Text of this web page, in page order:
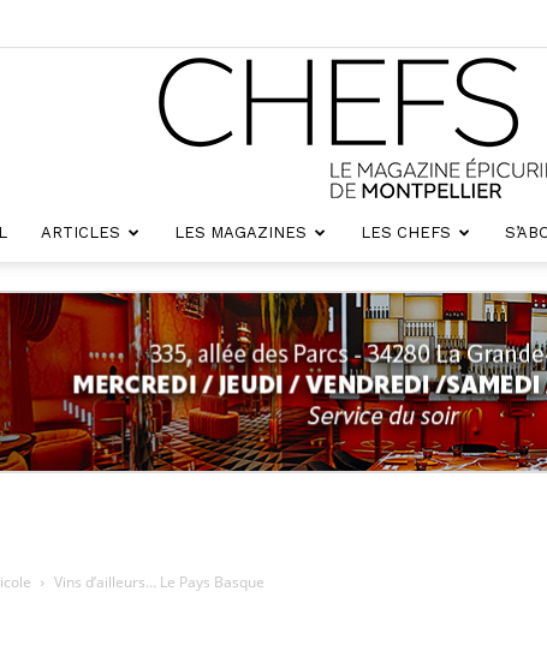
d'oc
ARTICLES LES MAGAZINES LES CHEFS
Vins d’ailleurs… Le Pays Basque